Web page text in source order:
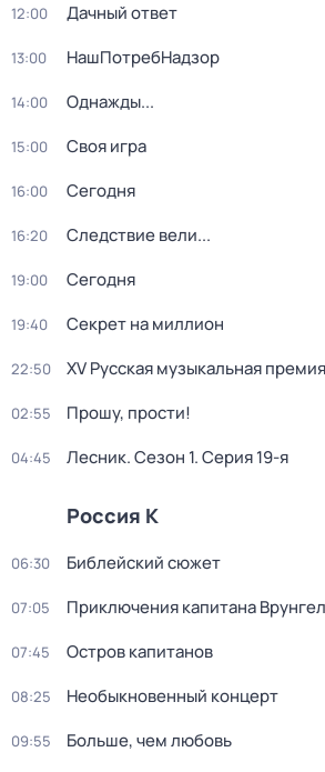
12:00 Дачный ответ
13:00 НашПотребНадзор
14:00 Однажды...
15:00 Своя игра
16:00 Сегодня
16:20 Следствие вели...
19:00 Сегодня
19:40 Секрет на миллион
22:50 XV Русская музыкальная
02:55 Прошу, прости!
04:45 Лесник. Сезон 1. Серия 19-я
Россия К
06:30 Библейский сюжет
07:05 Приключения капитана
07:45 Остров капитанов
08:25 Необыкновенный концерт
09:55 Больше, чем любовь